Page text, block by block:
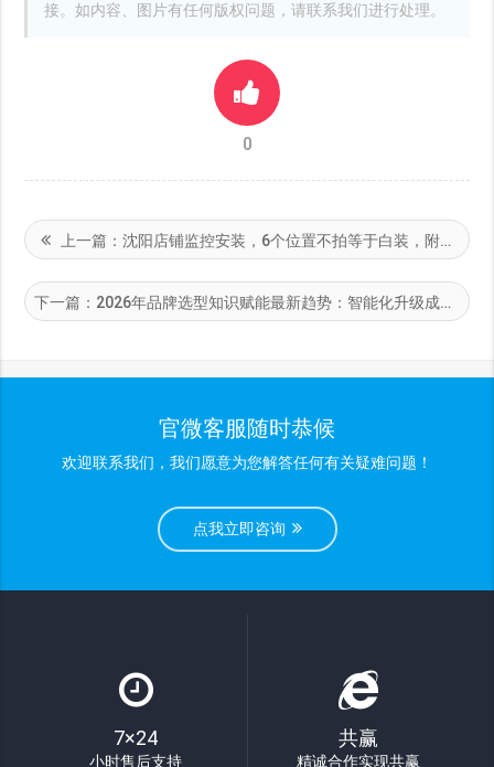
接。如内容、图片有任何版权问题，请联系我们进行处理。
0
上一篇：沈阳店铺监控安装，6个位置不拍等于白装，附真实报价 - 沈阳海润铭电子科技有限公司
下一篇： 2026年品牌选型知识赋能最新趋势：智能化升级成主流
官微客服随时恭候
欢迎联系我们，我们愿意为您解答任何有关疑难问题！
点我立即咨询
7×24
小时售后支持
共赢
精诚合作实现共赢